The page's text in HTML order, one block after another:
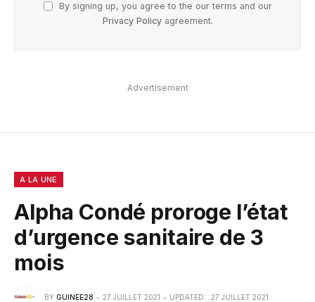
By signing up, you agree to the our terms and our
Privacy Policyagreement.
Advertisement
A LA UNE
Alpha Condé proroge l’état
d’urgence sanitaire de 3
mois
BY GUINEE28 27 JUILLET 2021 UPDATED: 27 JUILLET 2021